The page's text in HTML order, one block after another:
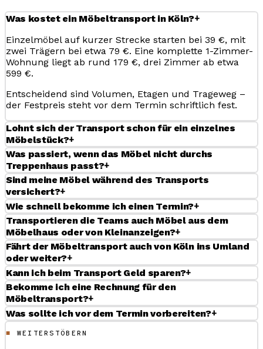
Was kostet ein Möbeltransport in Köln?+
Einzelmöbel auf kurzer Strecke starten bei 39 €, mit
zwei Trägern bei etwa 79 €. Eine komplette 1-Zimmer-
Wohnung liegt ab rund 179 €, drei Zimmer ab etwa
599 €.
Entscheidend sind Volumen, Etagen und Trageweg –
der Festpreis steht vor dem Termin schriftlich fest.
Lohnt sich der Transport schon für ein einzelnes
Möbelstück?+
Was passiert, wenn das Möbel nicht durchs
Treppenhaus passt?+
Sind meine Möbel während des Transports
versichert?+
Wie schnell bekomme ich einen Termin?+
Transportieren die Teams auch Möbel aus dem
Möbelhaus oder von Kleinanzeigen?+
Fährt der Möbeltransport auch von Köln ins Umland
oder weiter?+
Kann ich beim Transport Geld sparen?+
Bekomme ich eine Rechnung für den
Möbeltransport?+
Was sollte ich vor dem Termin vorbereiten?+
WEITERSTÖBERN